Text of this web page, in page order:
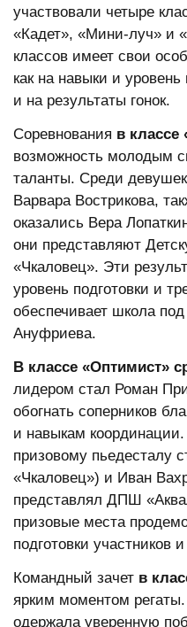
участвовали четыре
«Кадет», «Мини-луч» и
классов имеет свои
как на навыки и уровень
и на результаты гонок.
Соревнования в классе
возможность молодым
таланты. Среди
Варвара Вострикова,
оказались Вера
они представляют
«Чкаловец». Эти
уровень подготовки и
обеспечивает школа
Ануфриева.
В классе «Оптимист»
лидером стал Роман
обогнать соперников
и навыкам
призовому
«Чкаловец») и Иван
представлял ДПШ
призовые места
подготовки участников
Командный зачет в
ярким моментом
одержала уверенную